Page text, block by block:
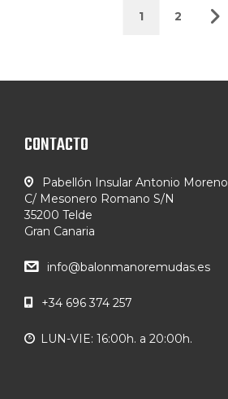
1 2
CONTACTO
Pabellón Insular Antonio Moreno
C/ Mesonero Romano S/N
35200 Telde
Gran Canaria
info@balonmanoremudas.es
+34 696 374 257
LUN-VIE: 16:00h. a 20:00h.